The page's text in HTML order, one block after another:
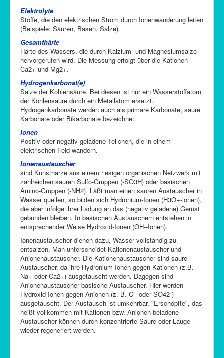
Elektrolyte
Stoffe, die den elektrischen Strom durch Ionenwanderung leiten
(Beispiele: Säuren, Basen, Salze).
Gesamthärte
Härte des Wassers, die durch Kalzium- und Magnesiumsalze
hervorgerufen wird. Die Messung erfolgt über die Kationen
Ca2+ und Mg2+.
Hydrogenkarbonat(e)
Salze der Kohlensäure. Bei diesen ist nur ein Wasserstoffatom
der Kohlensäure durch ein Metallatom ersetzt.
Hydrogenkarbonate werden auch als primäre Karbonate, saure
Karbonate oder Bikarbonate bezeichnet.
Ionen
Positiv oder negativ geladene Teilchen, die in einem
elektrischen Feld wandern.
Ionenaustauscher
sind Kunstharze aus einem riesigen organischen Netzwerk mit
zahlreichen sauren Sulfo-Gruppen (-SO3H) oder basischen
Amino-Gruppen (-NH2). Läßt man einen sauren Austauscher in
Wasser quellen, so bilden sich Hydronium-Ionen (H3O+-lonen),
die aber infolge ihrer Ladung an das (negativ geladene) Gerüst
gebunden bleiben. In basischen Austauschern entstehen in
entsprechender Weise Hydroxid-Ionen (OH--Ionen).
Ionenaustauscher dienen dazu, Wasser vollständig zu
entsalzen. Man unterscheidet Kationenaustauscher und
Anionenaustauscher. Die Kationenaustauscher sind saure
Austauscher, da ihre Hydronium-Ionen gegen Kationen (z.B.
Na+ oder Ca2+) ausgetauscht werden. Dagegen sind
Anionenaustauscher basische Austauscher. Hier werden
Hydroxid-Ionen gegen Anionen (z. B. Cl- oder SO42-)
ausgetauscht. Der Austausch ist umkehrbar. "Erschöpfte", das
heißt vollkommen mit Kationen bzw. Anionen beladene
Austauscher können durch konzentrierte Säure oder Lauge
wieder regeneriert werden.